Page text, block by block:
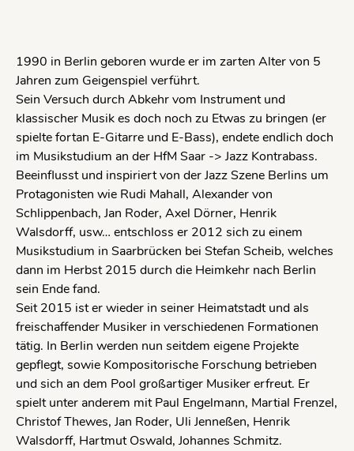
1990 in Berlin geboren wurde er im zarten Alter von 5
Jahren zum Geigenspiel verführt.
Sein Versuch durch Abkehr vom Instrument und
klassischer Musik es doch noch zu Etwas zu bringen (er
spielte fortan E-Gitarre und E-Bass), endete endlich doch
im Musikstudium an der HfM Saar -> Jazz Kontrabass.
Beeinflusst und inspiriert von der Jazz Szene Berlins um
Protagonisten wie Rudi Mahall, Alexander von
Schlippenbach, Jan Roder, Axel Dörner, Henrik
Walsdorff, usw… entschloss er 2012 sich zu einem
Musikstudium in Saarbrücken bei Stefan Scheib, welches
dann im Herbst 2015 durch die Heimkehr nach Berlin
sein Ende fand.
Seit 2015 ist er wieder in seiner Heimatstadt und als
freischaffender Musiker in verschiedenen Formationen
tätig. In Berlin werden nun seitdem eigene Projekte
gepflegt, sowie Kompositorische Forschung betrieben
und sich an dem Pool großartiger Musiker erfreut. Er
spielt unter anderem mit Paul Engelmann, Martial Frenzel,
Christof Thewes, Jan Roder, Uli Jenneßen, Henrik
Walsdorff, Hartmut Oswald, Johannes Schmitz.